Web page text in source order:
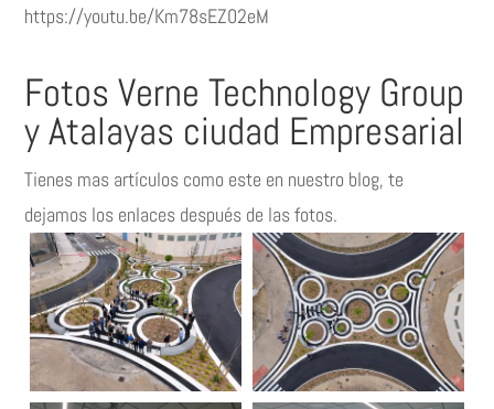
https://youtu.be/Km78sEZ02eM
Fotos Verne Technology Group
y Atalayas ciudad Empresarial
Tienes mas artículos como este en nuestro blog, te
dejamos los enlaces después de las fotos.